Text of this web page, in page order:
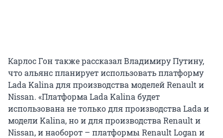
Карлос Гон также рассказал Владимиру Путину,
что альянс планирует использовать платформу
Lada Kalina для производства моделей Renault и
Nissan. «Платформа Lada Kalina будет
использована не только для производства Lada и
модели Kalina, но и для производства Renault и
Nissan, и наоборот – платформы Renault Logan и